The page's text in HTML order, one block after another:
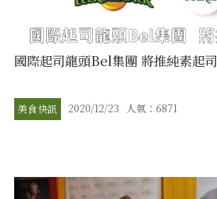
國際起司龍頭Bel集團 將推純素起司
美食快訊 2020/12/23 人氣：6871